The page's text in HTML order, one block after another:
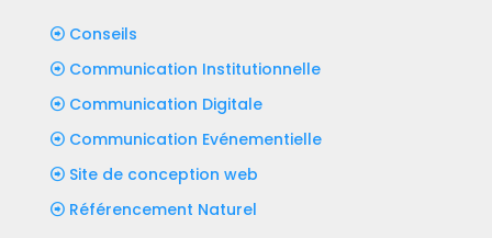
Conseils
Communication Institutionnelle
Communication Digitale
Communication Evénementielle
Site de conception web
Référencement Naturel